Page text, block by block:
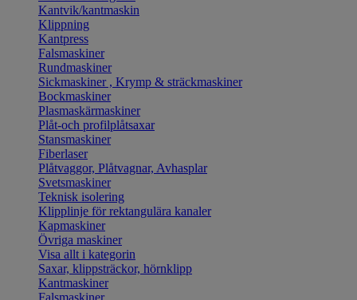
Kantvik/kantmaskin
Klippning
Kantpress
Falsmaskiner
Rundmaskiner
Sickmaskiner , Krymp & sträckmaskiner
Bockmaskiner
Plasmaskärmaskiner
Plåt-och profilplåtsaxar
Stansmaskiner
Fiberlaser
Plåtvaggor, Plåtvagnar, Avhasplar
Svetsmaskiner
Teknisk isolering
Klipplinje för rektangulära kanaler
Kapmaskiner
Övriga maskiner
Visa allt i kategorin
Saxar, klippsträckor, hörnklipp
Kantmaskiner
Falsmaskiner